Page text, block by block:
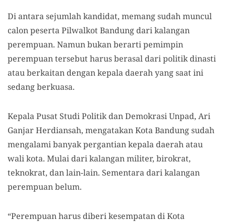
Di antara sejumlah kandidat, memang sudah muncul
calon peserta Pilwalkot Bandung dari kalangan
perempuan. Namun bukan berarti pemimpin
perempuan tersebut harus berasal dari politik dinasti
atau berkaitan dengan kepala daerah yang saat ini
sedang berkuasa.
Kepala Pusat Studi Politik dan Demokrasi Unpad, Ari
Ganjar Herdiansah, mengatakan Kota Bandung sudah
mengalami banyak pergantian kepala daerah atau
wali kota. Mulai dari kalangan militer, birokrat,
teknokrat, dan lain-lain. Sementara dari kalangan
perempuan belum.
“Perempuan harus diberi kesempatan di Kota